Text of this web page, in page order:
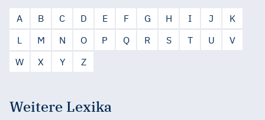
A B C D E F G H I J
K
L
M N O P Q R S T U
V
W
X Y Z
Weitere Lexika